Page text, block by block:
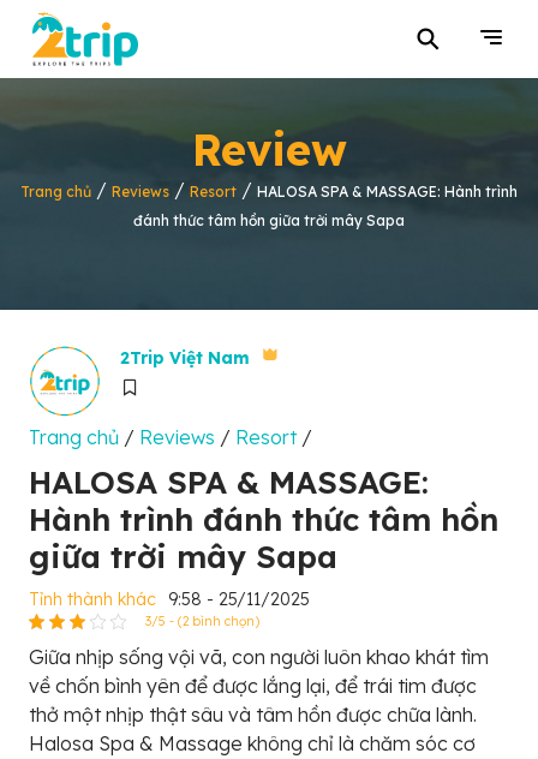
⚲
Review
Trang chủ / Reviews / Resort / HALOSA SPA & MASSAGE: Hành trình
đánh thức tâm hồn giữa trời mây Sapa
2Trip Việt Nam
Trang chủ / Reviews / Resort/
HALOSA SPA & MASSAGE:
Hành trình đánh thức tâm hồn
giữa trời mây Sapa
Tỉnh thành khác 9:58 - 25/11/2025
3/5 - (2 bình chọn)
Giữa nhịp sống vội vã, con người luôn khao khát tìm
về chốn bình yên để được lắng lại, để trái tim được
thở một nhịp thật sâu và tâm hồn được chữa lành.
Halosa Spa & Massage không chỉ là chăm sóc cơ